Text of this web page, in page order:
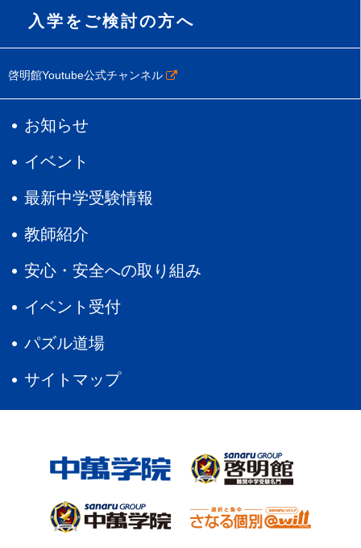
入学をご検討の方へ
啓明館Youtube公式チャンネル
お知らせ
イベント
最新中学受験情報
教師紹介
安心・安全への取り組み
イベント受付
パズル道場
サイトマップ